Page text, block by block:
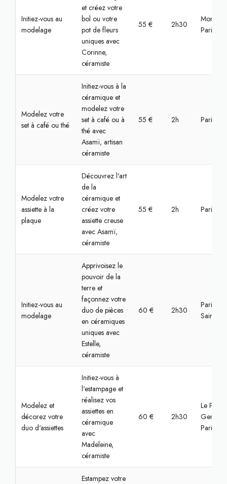
Initiez-vous au
modelage
et créez votre
bol ou votre
pot de fleurs
uniques avec
Corinne,
céramiste
55 € 2h30
Paris
Modelez votre
set à café ou thé
Initiez-vous à la
céramique et
modelez votre
set à café ou à
thé avec
Asamï, artisan
céramiste
55 € 2h Paris,
Modelez votre
assiette à la
plaque
Découvrez l'art
de la
céramique et
créez votre
assiette creuse
avec Asamï,
céramiste
55 € 2h Paris,
Initiez-vous au
modelage
Apprivoisez le
pouvoir de la
terre et
façonnez votre
duo de pièces
en céramiques
uniques avec
Estelle,
céramiste
60 € 2h30
Paris,
Saint-
Modelez et
décorez votre
duo d'assiettes
Initiez-vous à
l'estampage et
réalisez vos
assiettes en
céramique
avec
Madeleine,
céramiste
60 € 2h30
Le Pré-
Gervais,
Paris
Estampez votre